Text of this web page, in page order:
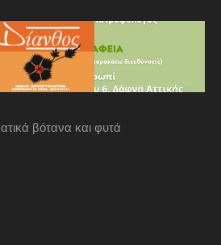
βότανα και φυτά